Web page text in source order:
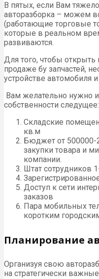
В пятых, если Вам
авторазборка – можем
(работающие торговые
которые в реальном
развиваются.
Для того, чтобы открыть
продаже бу запчастей,
устройстве автомобиля
Вам желательно нужно
собственности следущее:
Складские
кв.м
Бюджет от 500000-
закупки товара и
компании.
Штат сотрудников
Доступ к сети
заказов
Пара мобильных
коротким
Планирование
Организуя свою
на стратегически